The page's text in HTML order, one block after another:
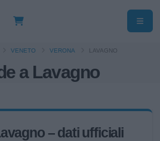
a Lavagno
VENETO VERONA LAVAGNO
– dati ufficiali